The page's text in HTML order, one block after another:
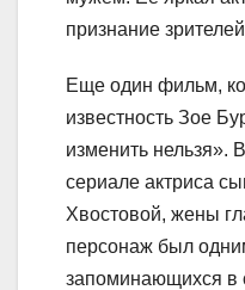
признание
Еще один фильм,
известность Зое
изменить нельзя».
сериале актриса
Хвостовой, жены
персонаж был
запоминающихся в